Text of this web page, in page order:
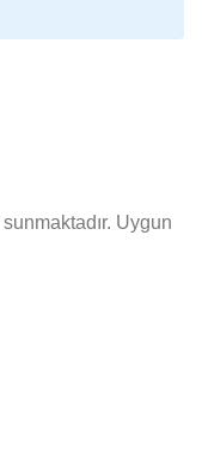
sunmaktadır. Uygun